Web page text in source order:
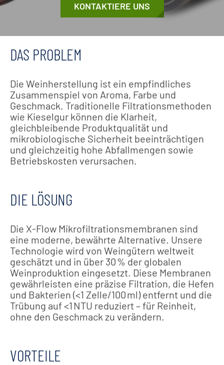
KONTAKTIERE UNS
DAS PROBLEM
Die Weinherstellung ist ein empfindliches
Zusammenspiel von Aroma, Farbe und
Geschmack. Traditionelle Filtrationsmethoden
wie Kieselgur können die Klarheit,
gleichbleibende Produktqualität und
mikrobiologische Sicherheit beeinträchtigen
und gleichzeitig hohe Abfallmengen sowie
Betriebskosten verursachen.
DIE LÖSUNG
Die X-Flow Mikrofiltrationsmembranen sind
eine moderne, bewährte Alternative. Unsere
Technologie wird von Weingütern weltweit
geschätzt und in über 30 % der globalen
Weinproduktion eingesetzt. Diese Membranen
gewährleisten eine präzise Filtration, die Hefen
und Bakterien (<1 Zelle/100 ml) entfernt und die
Trübung auf <1 NTU reduziert – für Reinheit,
ohne den Geschmack zu verändern.
VORTEILE